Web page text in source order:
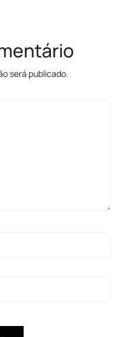
será publicado.